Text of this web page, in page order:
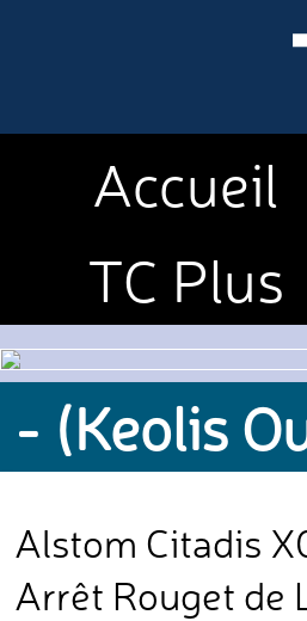
Accueil
TC Plus
- (Keolis
Alstom Citadis
Arrêt Rouget de